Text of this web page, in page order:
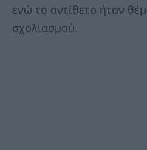
ενώ το αντίθετο ήταν
σχολιασμού.